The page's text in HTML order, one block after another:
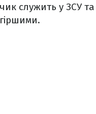
служить у ЗСУ